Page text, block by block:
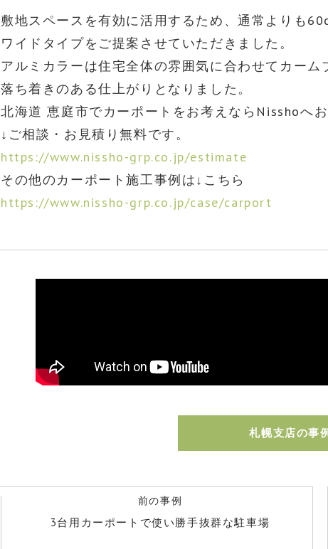
敷地スペースを有効に活用するため、通常よりも
ワイドタイプをご提案させていただきました。
アルミカラーは住宅全体の雰囲気に合わせてカーム
落ち着きのある仕上がりとなりました。
北海道 恵庭市でカーポートをお考えならNisshoへ
↓ご相談・お見積り無料です。
https://www.nissho-grp.co.jp/estimate
その他のカーポート施工事例は↓こちら
https://www.nissho-grp.co.jp/case/carport
札幌支店の事
前の事例
3台用カーポートで使い勝手抜群な駐車場